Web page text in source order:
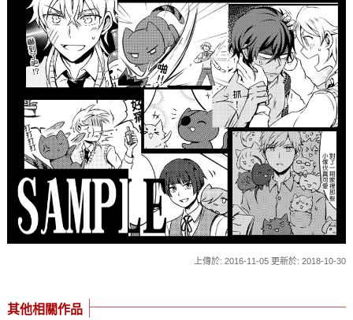
上傳於: 2016-11-05 更新於: 2018-10-30
其他相關作品